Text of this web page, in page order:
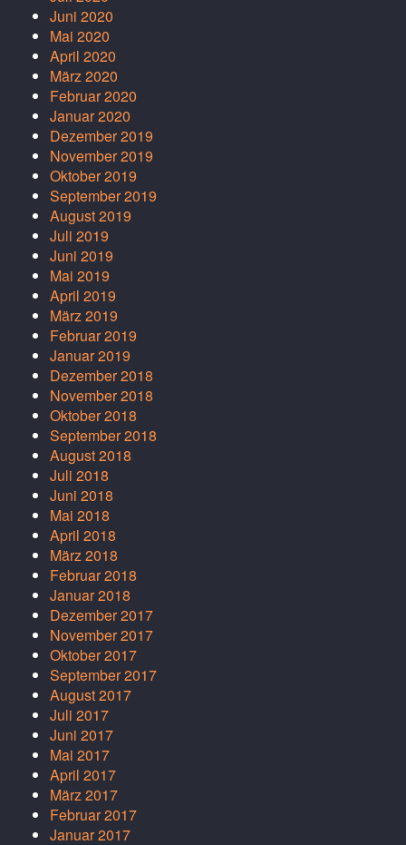
Juni 2020
Mai 2020
April 2020
März 2020
Februar 2020
Januar 2020
Dezember 2019
November 2019
Oktober 2019
September 2019
August 2019
Juli 2019
Juni 2019
Mai 2019
April 2019
März 2019
Februar 2019
Januar 2019
Dezember 2018
November 2018
Oktober 2018
September 2018
August 2018
Juli 2018
Juni 2018
Mai 2018
April 2018
März 2018
Februar 2018
Januar 2018
Dezember 2017
November 2017
Oktober 2017
September 2017
August 2017
Juli 2017
Juni 2017
Mai 2017
April 2017
März 2017
Februar 2017
Januar 2017